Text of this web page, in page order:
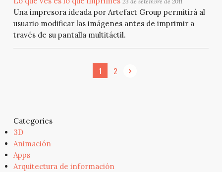
Una impresora ideada por Artefact Group permitirá al
usuario modificar las imágenes antes de imprimir a
través de su pantalla multitáctil.
1 2
Categories
3D
Animación
Apps
Arquitectura de información